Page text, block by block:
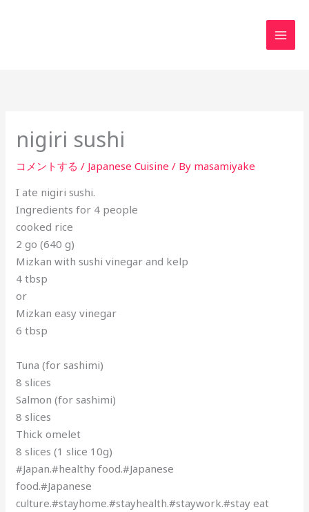
nigiri sushi
コメントする / Japanese Cuisine / By masamiyake
I ate nigiri sushi.
Ingredients for 4 people
cooked rice
2 go (640 g)
Mizkan with sushi vinegar and kelp
4 tbsp
or
Mizkan easy vinegar
6 tbsp
Tuna (for sashimi)
8 slices
Salmon (for sashimi)
8 slices
Thick omelet
8 slices (1 slice 10g)
#Japan.#healthy food.#Japanese
food.#Japanese
culture.#stayhome.#stayhealth.#staywork.#stay eat